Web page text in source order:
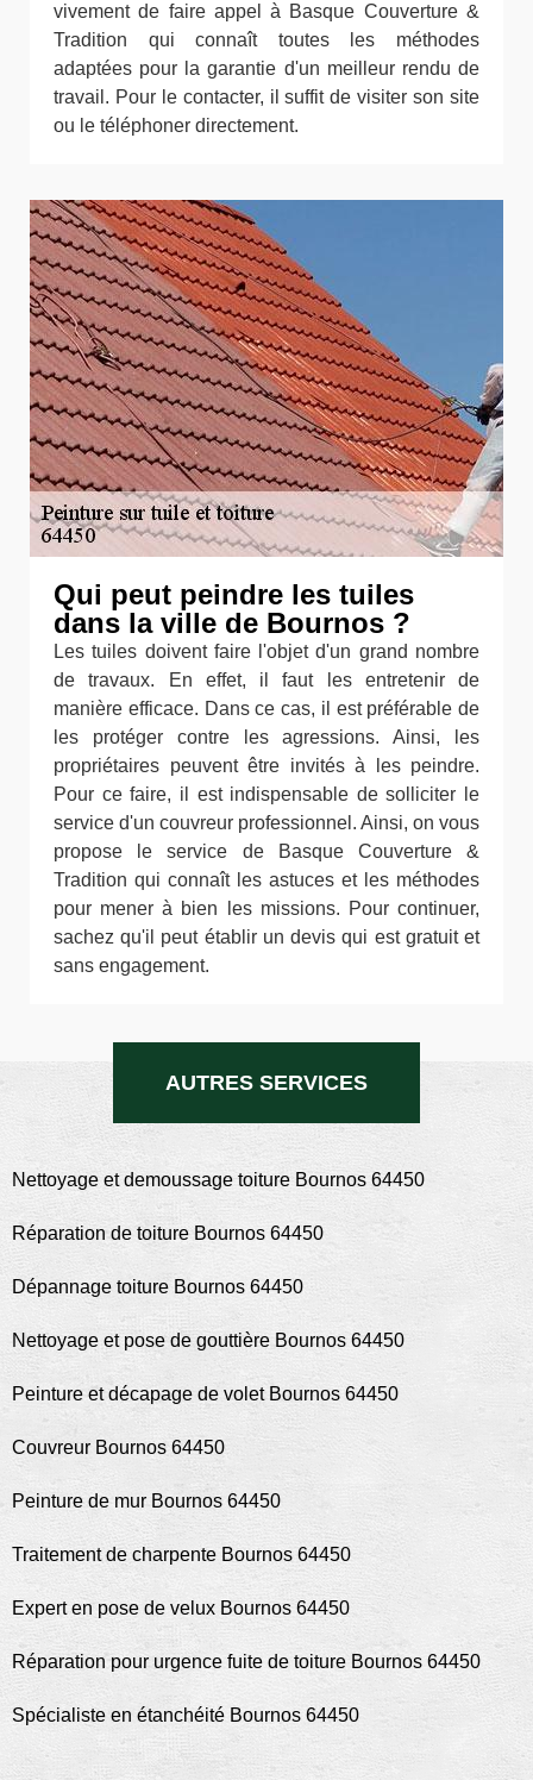
vivement de faire appel à Basque Couverture &
Tradition qui connaît toutes les méthodes
adaptées pour la garantie d'un meilleur rendu de
travail. Pour le contacter, il suffit de visiter son site
ou le téléphoner directement.
Qui peut peindre les tuiles
dans la ville de Bournos ?
Les tuiles doivent faire l'objet d'un grand nombre
de travaux. En effet, il faut les entretenir de
manière efficace. Dans ce cas, il est préférable de
les protéger contre les agressions. Ainsi, les
propriétaires peuvent être invités à les peindre.
Pour ce faire, il est indispensable de solliciter le
service d'un couvreur professionnel. Ainsi, on vous
propose le service de Basque Couverture &
Tradition qui connaît les astuces et les méthodes
pour mener à bien les missions. Pour continuer,
sachez qu'il peut établir un devis qui est gratuit et
sans engagement.
AUTRES SERVICES
Nettoyage et demoussage toiture Bournos 64450
Réparation de toiture Bournos 64450
Dépannage toiture Bournos 64450
Nettoyage et pose de gouttière Bournos 64450
Peinture et décapage de volet Bournos 64450
Couvreur Bournos 64450
Peinture de mur Bournos 64450
Traitement de charpente Bournos 64450
Expert en pose de velux Bournos 64450
Réparation pour urgence fuite de toiture Bournos 64450
Spécialiste en étanchéité Bournos 64450